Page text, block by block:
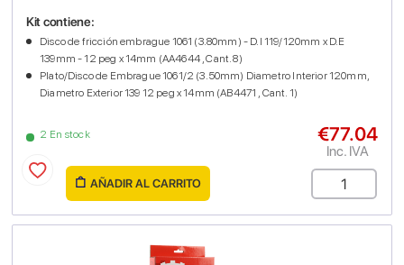
2 En stock
Kit contiene:
Disco de fricción embrague 1061 (3.80mm) - D.I 119/120mm x D.E
139mm - 12 peg x 14mm (AA4644 , Cant. 8)
Plato/Disco de Embrague 1061/2 (3.50mm) Diametro Interior 120mm,
Diametro Exterior 139 12 peg x 14mm (AB4471 , Cant. 1)
€77.04
Inc. IVA
AÑADIR AL CARRITO